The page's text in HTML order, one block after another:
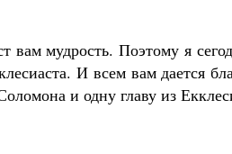
вам мудрость. Поэтому я
И всем вам дается
и одну главу из